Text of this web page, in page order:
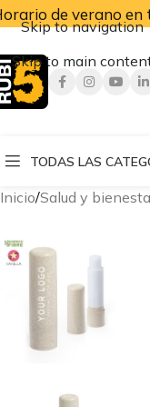
Skip to navigation
Skip to main
de verano en
TODAS LAS
Inicio Salud y